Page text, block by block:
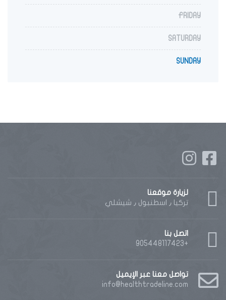
FRIDAY
SATURDAY
SUNDAY
لزيارة موقعنا
تركيا ٫ اسطنبول ٫ شيشلي
اتصل بنا
+905448117423
تواصل معنا عبر الإيميل
info@healthtradeline.com